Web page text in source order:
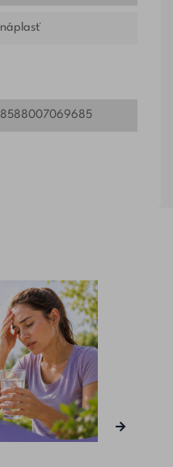
náplasť
8588007069685